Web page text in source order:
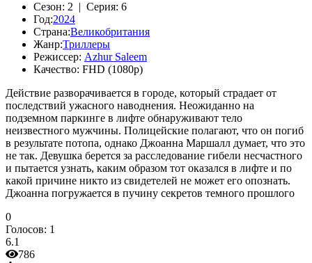
Сезон: 2 | Серия: 6
Год:2024
Страна:Великобритания
Жанр:Триллеры
Режиссер: Azhur Saleem
Качество: FHD (1080p)
Действие разворачивается в городе, который страдает от
последствий ужасного наводнения. Неожиданно на
подземном паркинге в лифте обнаруживают тело
неизвестного мужчины. Полицейские полагают, что он погиб
в результате потопа, однако Джоанна Маршалл думает, что это
не так. Девушка берется за расследование гибели несчастного
и пытается узнать, каким образом тот оказался в лифте и по
какой причине никто из свидетелей не может его опознать.
Джоанна погружается в пучину секретов темного прошлого
0
Голосов: 1
6.1
786